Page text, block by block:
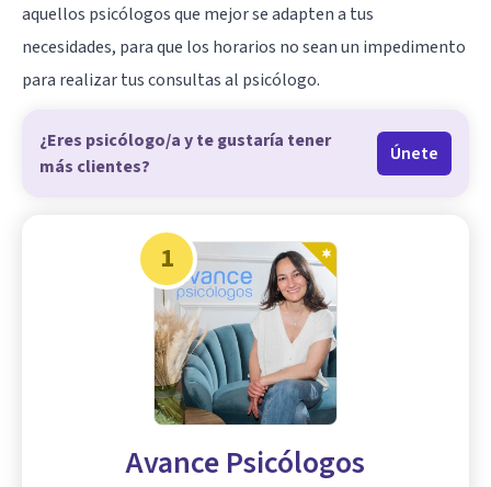
aquellos psicólogos que mejor se adapten a tus
necesidades, para que los horarios no sean un impedimento
para realizar tus consultas al psicólogo.
¿Eres psicólogo/a y te gustaría tener
más clientes?
Únete
1
Avance Psicólogos